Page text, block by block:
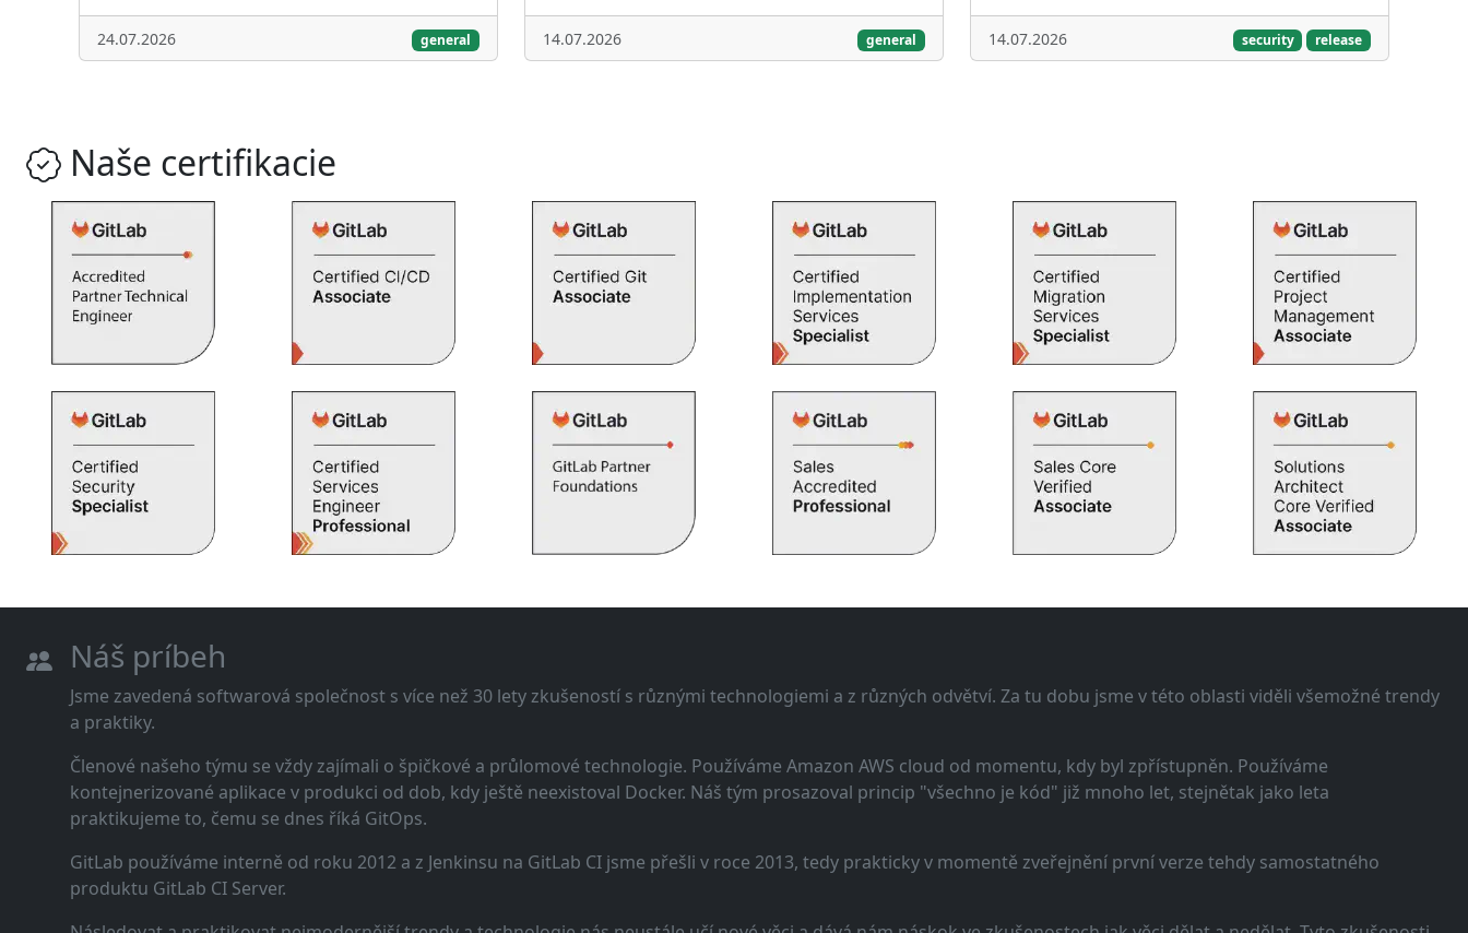
24.07.2026 general 14.07.2026 general 14.07.2026 security release
Naše certifikacie
Náš príbeh
Jsme zavedená softwarová společnost s více než 30 lety zkušeností s různými technologiemi a z různých odvětví. Za tu dobu jsme v této oblasti viděli všemožné trendy
a praktiky.
Členové našeho týmu se vždy zajímali o špičkové a průlomové technologie. Používáme Amazon AWS cloud od momentu, kdy byl zpřístupněn. Používáme
kontejnerizované aplikace v produkci od dob, kdy ještě neexistoval Docker. Náš tým prosazoval princip "všechno je kód" již mnoho let, stejnětak jako leta
praktikujeme to, čemu se dnes říká GitOps.
GitLab používáme interně od roku 2012 a z Jenkinsu na GitLab CI jsme přešli v roce 2013, tedy prakticky v momentě zveřejnění první verze tehdy samostatného
produktu GitLab CI Server.